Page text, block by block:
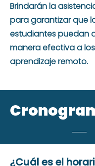
Brindarán la
para garantizar que
estudiantes puedan
manera efectiva a
aprendizaje remoto.
¿Cuál es el